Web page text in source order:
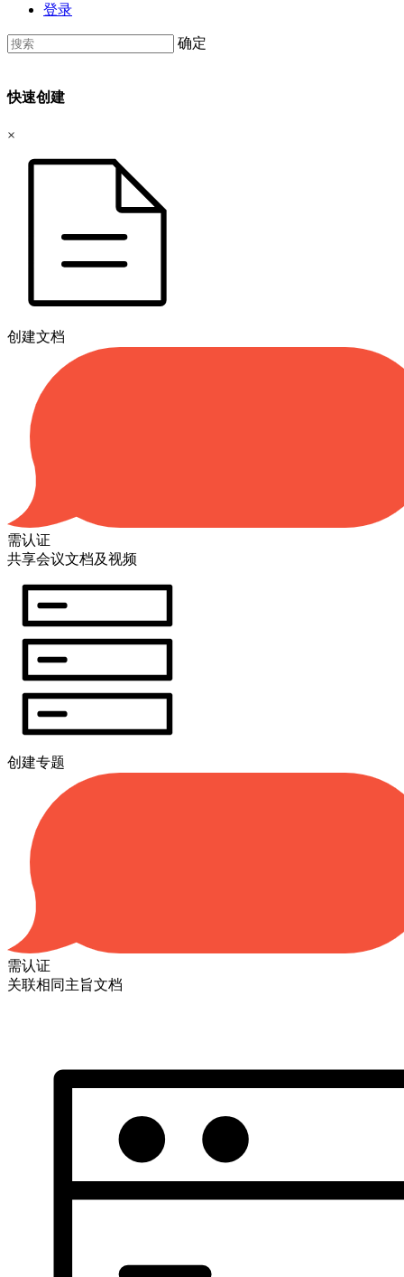
登录
确定
快速创建
×
创建文档
需认证
共享会议文档及视频
创建专题
需认证
关联相同主旨文档